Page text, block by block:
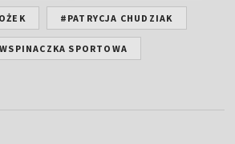
#PATRYCJA CHUDZIAK
SPORTOWA